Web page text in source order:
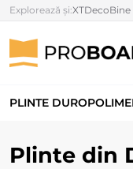
Explorează și:XTDecoBine
PLINTE
Plinte din